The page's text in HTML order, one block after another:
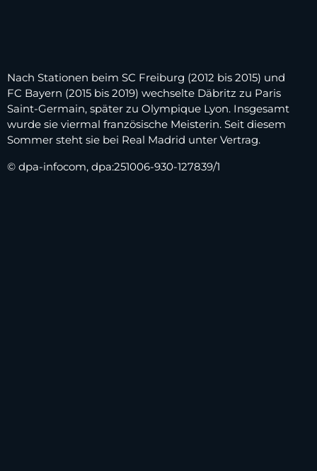
Nach Stationen beim SC Freiburg (2012 bis 2015) und
FC Bayern (2015 bis 2019) wechselte Däbritz zu Paris
Saint-Germain, später zu Olympique Lyon. Insgesamt
wurde sie viermal französische Meisterin. Seit diesem
Sommer steht sie bei Real Madrid unter Vertrag.
© dpa-infocom, dpa:251006-930-127839/1